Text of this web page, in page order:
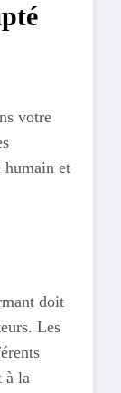
votre
humain et
doit
Les
à la